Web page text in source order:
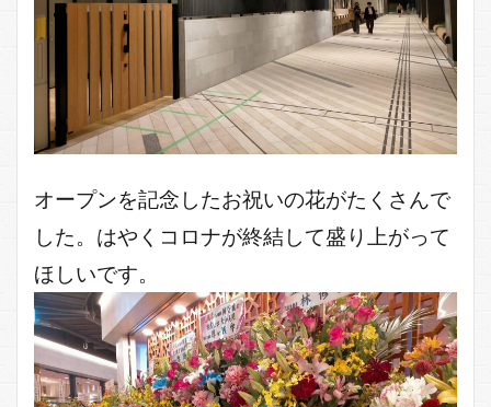
オープンを記念したお祝いの花がたくさんで
した。はやくコロナが終結して盛り上がって
ほしいです。